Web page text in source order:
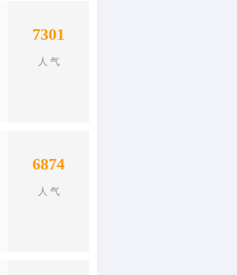
7301
人 气
6874
人 气